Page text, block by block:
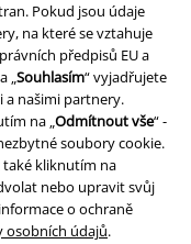
Pokud jsou údaje
na které se vztahuje
předpisů EU a
„Souhlasím“ vyjadřujete
a našimi partnery.
na „Odmítnout vše“ -
soubory cookie.
kliknutím na
nebo upravit svůj
o ochraně
osobních údajů.